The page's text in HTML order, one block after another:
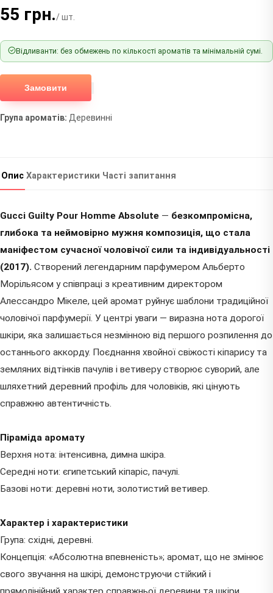
55 грн./ шт.
Відливанти: без обмежень по кількості ароматів та мінімальній сумі.
Замовити
Група ароматів: Деревинні
Опис Характеристики Часті запитання
Gucci Guilty Pour Homme Absolute — безкомпромісна,
глибока та неймовірно мужня композиція, що стала
маніфестом сучасної чоловічої сили та індивідуальності
(2017). Створений легендарним парфумером Альберто
Морільясом у співпраці з креативним директором
Алессандро Мікеле, цей аромат руйнує шаблони традиційної
чоловічої парфумерії. У центрі уваги — виразна нота дорогої
шкіри, яка залишається незмінною від першого розпилення до
останнього аккорду. Поєднання хвойної свіжості кіпарису та
земляних відтінків пачулів і ветиверу створює суворий, але
шляхетний деревний профіль для чоловіків, які цінують
справжню автентичність.
Піраміда аромату
Верхня нота: інтенсивна, димна шкіра.
Середні ноти: єгипетський кіпаріс, пачулі.
Базові ноти: деревні ноти, золотистий ветивер.
Характер і характеристики
Група: східні, деревні.
Концепція: «Абсолютна впевненість»; аромат, що не змінює
свого звучання на шкірі, демонструючи стійкий і